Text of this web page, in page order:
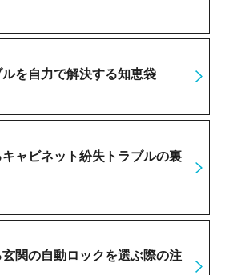
ルを自力で解決する知恵袋
ャビネット紛失トラブルの裏
関の自動ロックを選ぶ際の注